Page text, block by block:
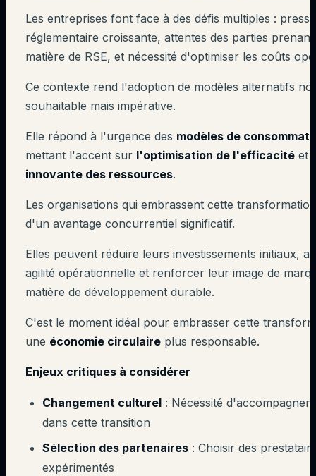
Les entreprises font face à des défis multiples :
réglementaire croissante, attentes des parties
matière de RSE, et nécessité d'optimiser les coûts
Ce contexte rend l'adoption de modèles alternatifs
souhaitable mais impérative.
Elle répond à l'urgence des modèles de
mettant l'accent sur l'optimisation de l'efficacité et
innovante des ressources.
Les organisations qui embrassent cette
d'un avantage concurrentiel significatif.
Elles peuvent réduire leurs investissements initiaux,
agilité opérationnelle et renforcer leur image de
matière de développement durable.
C'est le moment idéal pour embrasser cette
une économie circulaire plus responsable.
Enjeux critiques à considérer
Changement culturel : Nécessité d'accompagner
dans cette transition
Sélection des partenaires : Choisir des
expérimentés